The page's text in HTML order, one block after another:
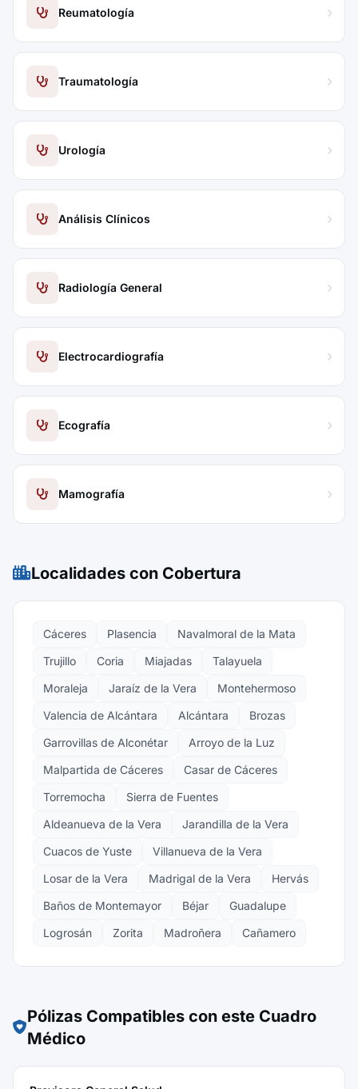
Reumatología
Traumatología
Urología
Análisis Clínicos
Radiología General
Electrocardiografía
Ecografía
Mamografía
Localidades con Cobertura
Cáceres Plasencia
Navalmoral de la Mata
Trujillo
Coria Miajadas
Talayuela
Moraleja
Jaraíz de la Vera
Montehermoso
Valencia de Alcántara
Alcántara
Brozas
Garrovillas de Alconétar
Arroyo de la Luz
Malpartida de Cáceres
Casar de Cáceres
Torremocha
Sierra de Fuentes
Aldeanueva de la Vera
Jarandilla de la Vera
Cuacos de Yuste
Villanueva de la Vera
Losar de la Vera
Madrigal de la Vera
Hervás
Baños de Montemayor
Béjar
Guadalupe
Logrosán
Zorita Madroñera Cañamero
Pólizas Compatibles con este Cuadro
Médico